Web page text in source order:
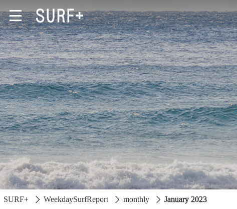
South Ibaraki
North Chiba
South Chiba
Unusually
Video Logs
Monthly Archive
SURF+ WeekdaySurfReport monthly January 2023